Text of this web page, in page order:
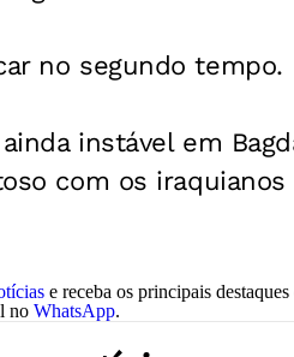
no segundo tempo.
instável em
com os
e receba os principais
no WhatsApp.